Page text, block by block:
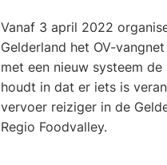
Vanaf 3 april 2022
Gelderland het OV-
met een nieuw systeem de
houdt in dat er iets is
vervoer reiziger in de
Regio Foodvalley.